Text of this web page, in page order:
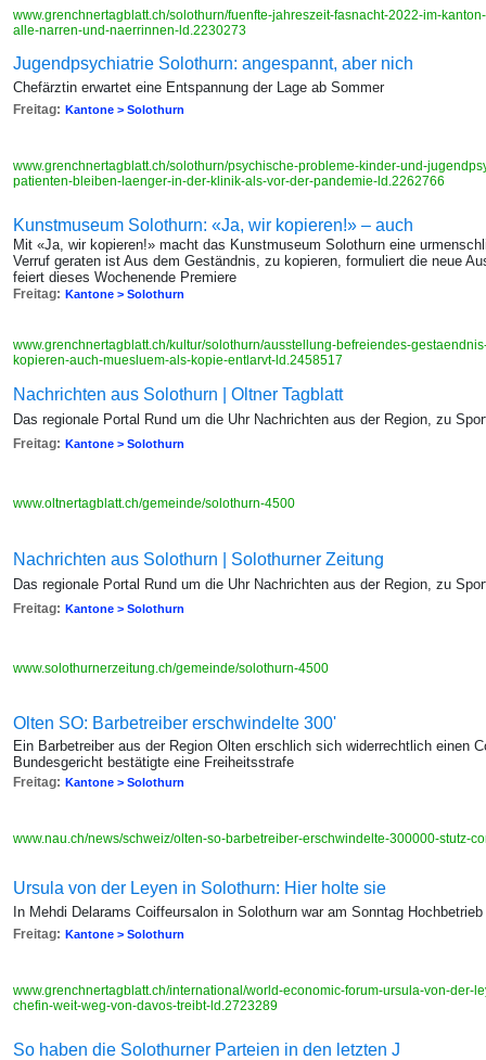
www.grenchnertagblatt.ch/solothurn/fuenfte-jahreszeit-fasnacht-2022-im-
alle-narren-und-naerrinnen-ld.2230273
Jugendpsychiatrie Solothurn: angespannt, aber nich
Chefärztin erwartet eine Entspannung der Lage ab Sommer
Freitag: Kantone > Solothurn
www.grenchnertagblatt.ch/solothurn/psychische-probleme-kinder-und-
patienten-bleiben-laenger-in-der-klinik-als-vor-der-pandemie-ld.2262766
Kunstmuseum Solothurn: «Ja, wir kopieren!» – auch
Mit «Ja, wir kopieren!» macht das Kunstmuseum Solothurn eine
Verruf geraten ist Aus dem Geständnis, zu kopieren, formuliert die neue
feiert dieses Wochenende Premiere
Freitag: Kantone > Solothurn
www.grenchnertagblatt.ch/kultur/solothurn/ausstellung-befreiendes-
kopieren-auch-muesluem-als-kopie-entlarvt-ld.2458517
Nachrichten aus Solothurn | Oltner Tagblatt
Das regionale Portal Rund um die Uhr Nachrichten aus der Region, zu
Freitag: Kantone > Solothurn
www.oltnertagblatt.ch/gemeinde/solothurn-4500
Nachrichten aus Solothurn | Solothurner Zeitung
Das regionale Portal Rund um die Uhr Nachrichten aus der Region, zu
Freitag: Kantone > Solothurn
www.solothurnerzeitung.ch/gemeinde/solothurn-4500
Olten SO: Barbetreiber erschwindelte 300'
Ein Barbetreiber aus der Region Olten erschlich sich widerrechtlich einen
Bundesgericht bestätigte eine Freiheitsstrafe
Freitag: Kantone > Solothurn
www.nau.ch/news/schweiz/olten-so-barbetreiber-erschwindelte-300000-stutz-
Ursula von der Leyen in Solothurn: Hier holte sie
In Mehdi Delarams Coiffeursalon in Solothurn war am Sonntag Hochbetrieb
Freitag: Kantone > Solothurn
www.grenchnertagblatt.ch/international/world-economic-forum-ursula-von-der-
chefin-weit-weg-von-davos-treibt-ld.2723289
So haben die Solothurner Parteien in den letzten J